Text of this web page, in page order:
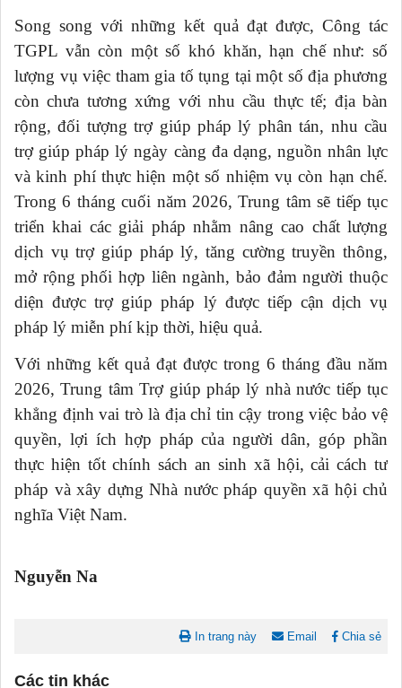
Song song với những kết quả đạt được, Công tác
TGPL vẫn còn một số khó khăn, hạn chế như: số
lượng vụ việc tham gia tố tụng tại một số địa phương
còn chưa tương xứng với nhu cầu thực tế; địa bàn
rộng, đối tượng trợ giúp pháp lý phân tán, nhu cầu
trợ giúp pháp lý ngày càng đa dạng, nguồn nhân lực
và kinh phí thực hiện một số nhiệm vụ còn hạn chế.
Trong 6 tháng cuối năm 2026, Trung tâm sẽ tiếp tục
triển khai các giải pháp nhằm nâng cao chất lượng
dịch vụ trợ giúp pháp lý, tăng cường truyền thông,
mở rộng phối hợp liên ngành, bảo đảm người thuộc
diện được trợ giúp pháp lý được tiếp cận dịch vụ
pháp lý miễn phí kịp thời, hiệu quả.
Với những kết quả đạt được trong 6 tháng đầu năm
2026, Trung tâm Trợ giúp pháp lý nhà nước tiếp tục
khẳng định vai trò là địa chỉ tin cậy trong việc bảo vệ
quyền, lợi ích hợp pháp của người dân, góp phần
thực hiện tốt chính sách an sinh xã hội, cải cách tư
pháp và xây dựng Nhà nước pháp quyền xã hội chủ
nghĩa Việt Nam.
Nguyễn Na
In trang này Email Chia sẻ
Các tin khác